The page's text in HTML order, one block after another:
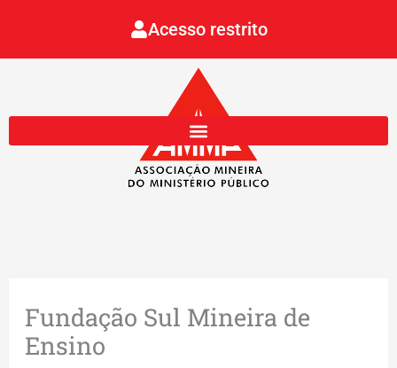
Acesso restrito
Fundação Sul Mineira de
Ensino